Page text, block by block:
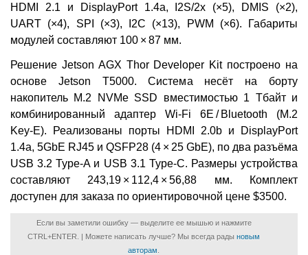
HDMI 2.1 и DisplayPort 1.4a, I2S/2x (×5), DMIS (×2),
UART (×4), SPI (×3), I2C (×13), PWM (×6). Габариты
модулей составляют 100 × 87 мм.
Решение Jetson AGX Thor Developer Kit построено на
основе Jetson T5000. Система несёт на борту
накопитель M.2 NVMe SSD вместимостью 1 Тбайт и
комбинированный адаптер Wi-Fi 6E / Bluetooth (M.2
Key-E). Реализованы порты HDMI 2.0b и DisplayPort
1.4a, 5GbE RJ45 и QSFP28 (4 × 25 GbE), по два разъёма
USB 3.2 Type-A и USB 3.1 Type-C. Размеры устройства
составляют 243,19 × 112,4 × 56,88 мм. Комплект
доступен для заказа по ориентировочной цене $3500.
Если вы заметили ошибку — выделите ее мышью и нажмите
CTRL+ENTER. | Можете написать лучше? Мы всегда рады новым
авторам